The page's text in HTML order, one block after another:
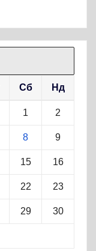
Сб Нд
1 2
8 9
15 16
22 23
29 30